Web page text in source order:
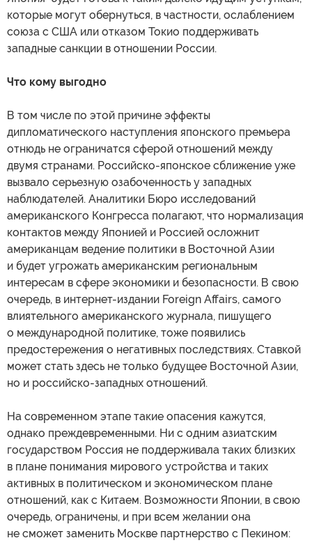
которые могут обернуться, в частности, ослаблением
союза с США или отказом Токио поддерживать
западные санкции в отношении России.
Что кому выгодно
В том числе по этой причине эффекты
дипломатического наступления японского премьера
отнюдь не ограничатся сферой отношений между
двумя странами. Российско-японское сближение уже
вызвало серьезную озабоченность у западных
наблюдателей. Аналитики Бюро исследований
американского Конгресса полагают, что нормализация
контактов между Японией и Россией осложнит
американцам ведение политики в Восточной Азии
и будет угрожать американским региональным
интересам в сфере экономики и безопасности. В свою
очередь, в интернет-издании Foreign Affairs, самого
влиятельного американского журнала, пишущего
о международной политике, тоже появились
предостережения о негативных последствиях. Ставкой
может стать здесь не только будущее Восточной Азии,
но и российско-западных отношений.
На современном этапе такие опасения кажутся,
однако преждевременными. Ни с одним азиатским
государством Россия не поддерживала таких близких
в плане понимания мирового устройства и таких
активных в политическом и экономическом плане
отношений, как с Китаем. Возможности Японии, в свою
очередь, ограничены, и при всем желании она
не сможет заменить Москве партнерство с Пекином: